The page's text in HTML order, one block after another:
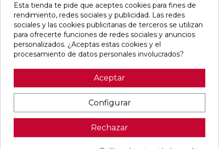
alterna y se entregan juntos en la misma caja, ofreciendo
una opción versátil y decorativa para tus espacios.
BEIGE MATE
favorite
MOON STRIP
favorite
CREAM STRIP
C MATE
favorite
ABADIA
NATURAL
favorite
Esta tienda te pide que aceptes cookies para fines de
rendimiento, redes sociales y publicidad. Las redes
sociales y las cookies publicitarias de terceros se utilizan
para ofrecerte funciones de redes sociales y anuncios
personalizados. ¿Aceptas estas cookies y el
procesamiento de datos personales involucrados?
Aceptar
Configurar
Rechazar